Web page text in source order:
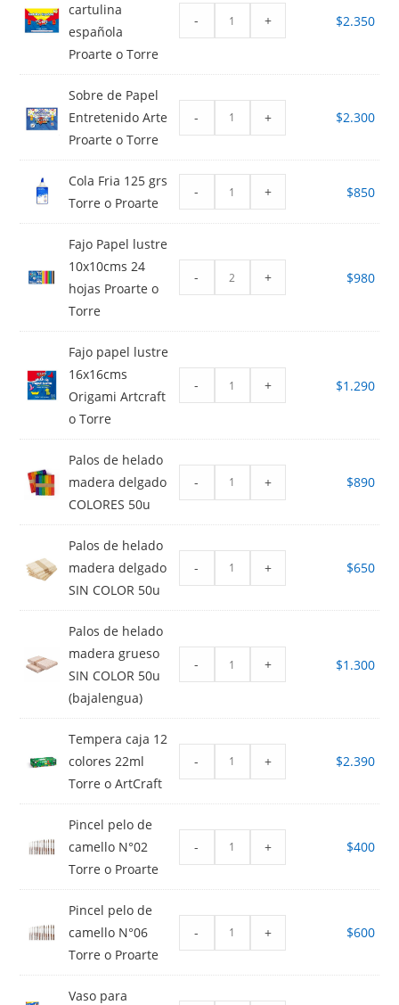
cartulina
española
Proarte o Torre
- + $2.350
Sobre de Papel
Entretenido Arte
Proarte o Torre
- + $2.300
Cola Fria 125 grs
Torre o Proarte
- + $850
Fajo Papel lustre
10x10cms 24
hojas Proarte o
Torre
- + $980
Fajo papel lustre
16x16cms
Origami Artcraft
o Torre
- + $1.290
Palos de helado
madera delgado
COLORES 50u
- + $890
Palos de helado
madera delgado
SIN COLOR 50u
- + $650
Palos de helado
madera grueso
SIN COLOR 50u
(bajalengua)
- + $1.300
Tempera caja 12
colores 22ml
Torre o ArtCraft
- + $2.390
Pincel pelo de
camello N°02
Torre o Proarte
- + $400
Pincel pelo de
camello N°06
Torre o Proarte
- + $600
Vaso para